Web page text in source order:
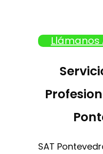
Llámanos
SAT